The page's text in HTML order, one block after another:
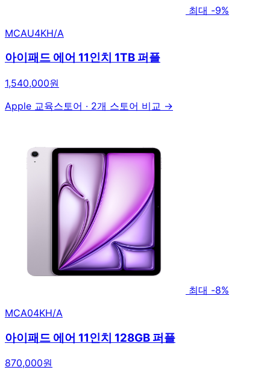
최대 -9%
MCAU4KH/A
아이패드 에어 11인치 1TB 퍼플
1,540,000원
Apple 교육스토어 · 2개 스토어 비교 →
최대 -8%
MCA04KH/A
아이패드 에어 11인치 128GB 퍼플
870,000원